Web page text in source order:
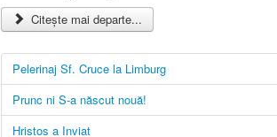
Citește mai departe...
Pelerinaj Sf. Cruce la Limburg
Prunc ni S-a născut nouă!
Hristos a Inviat